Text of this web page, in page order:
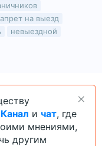
на выезд
невыездной
Канал и чат, где
мнениями,
другим